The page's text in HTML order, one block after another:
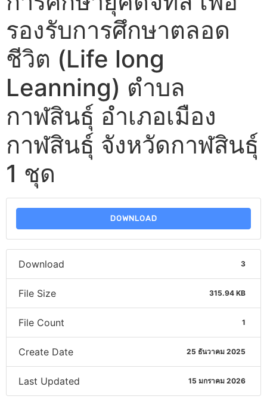
รองรับการศึกษาตลอด
ชีวิต (Life long
Leanning) ตำบล
กาฬสินธุ์ อำเภอเมือง
กาฬสินธุ์ จังหวัดกาฬสินธุ์
1 ชุด
DOWNLOAD
Download 3
File Size 315.94 KB
File Count 1
Create Date 25 ธันวาคม 2025
Last Updated 15 มกราคม 2026